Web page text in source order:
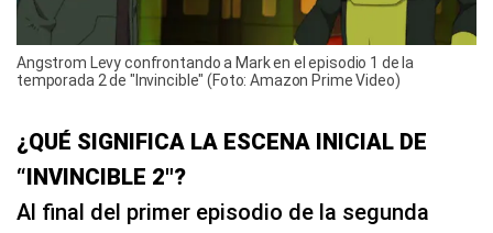
Angstrom Levy confrontando a Mark en el episodio 1 de la
temporada 2 de "Invincible" (Foto: Amazon Prime Video)
¿QUÉ SIGNIFICA LA ESCENA INICIAL DE
“INVINCIBLE 2″?
Al final del primer episodio de la segunda